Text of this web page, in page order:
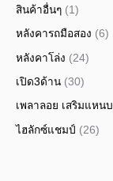
สินค้าอื่นๆ (1)
หลังคารถมือสอง (6)
หลังคาโล่ง (24)
เปิด3ด้าน (30)
เพลาลอย เสริมแหนบ
ไฮลักซ์แชมป์ (26)